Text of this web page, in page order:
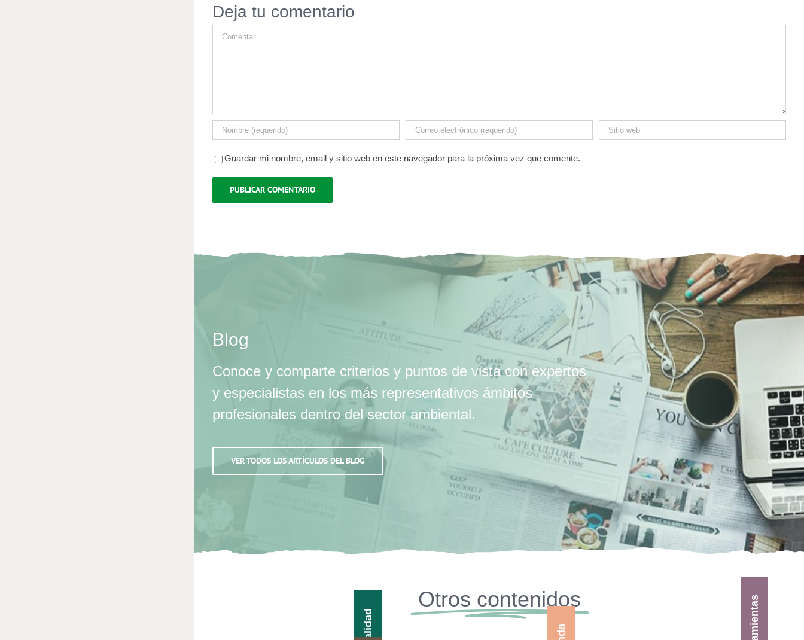
Deja tu comentario
Guardar mi nombre, email y sitio web en este navegador para la próxima vez que comente.
Blog
Conoce y comparte criterios y puntos de vista con expertos
y especialistas en los más representativos ámbitos
profesionales dentro del sector ambiental.
VER TODOS LOS ARTÍCULOS DEL BLOG
Otros contenidos